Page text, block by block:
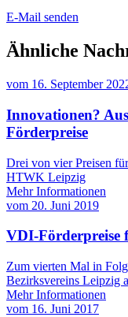
E-Mail senden
Ähnliche
vom 16. September
Innovationen?
Förderpreise
Drei von vier Preisen
HTWK Leipzig
Mehr Informationen
vom 20. Juni 2019
VDI-Förderpreise
Zum vierten Mal in
Bezirksvereins Leipzig
Mehr Informationen
vom 16. Juni 2017